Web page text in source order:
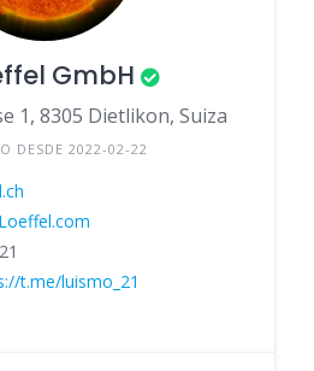
GmbH
1, 8305 Dietlikon, Suiza
DESDE 2022-02-22
t.me/luismo_21